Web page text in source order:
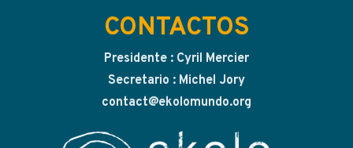
CONTACTOS
Presidente : Cyril Mercier
Secretario : Michel Jory
contact@ekolomundo.org